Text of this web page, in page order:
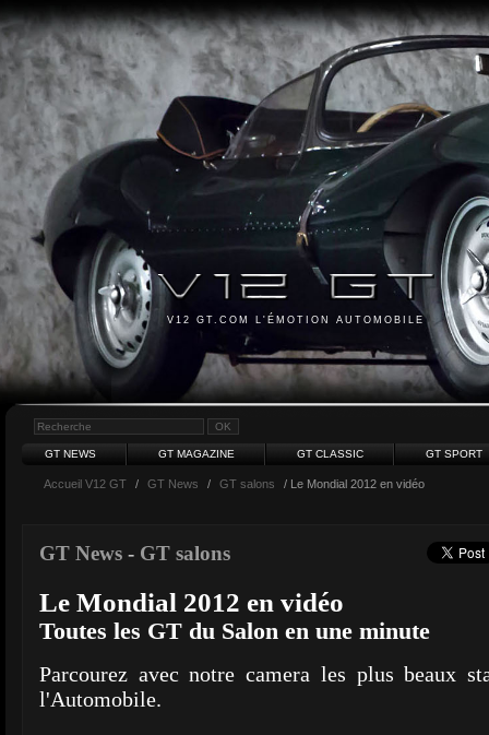
V12 GT.COM L'ÉMOTION AUTOMOBILE
GT NEWS GT MAGAZINE GT CLASSIC GT SPORT
Accueil V12 GT / GT News / GT salons / Le Mondial 2012 en vidéo
GT News - GT salons
Le Mondial 2012 en vidéo
Toutes les GT du Salon en une minute
Parcourez avec notre camera les plus beaux
l'Automobile.